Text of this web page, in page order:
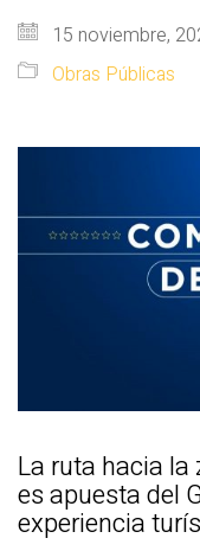
15 noviembre,
Obras Públicas
La ruta hacia la
es apuesta del
experiencia